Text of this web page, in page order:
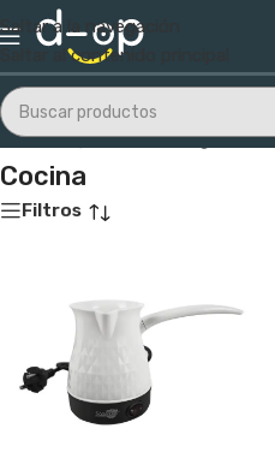
Saltar a la navegación
Saltar al contenido principal
Inicio/Hogar/Cocina/Página 2
Cocina
Filtros